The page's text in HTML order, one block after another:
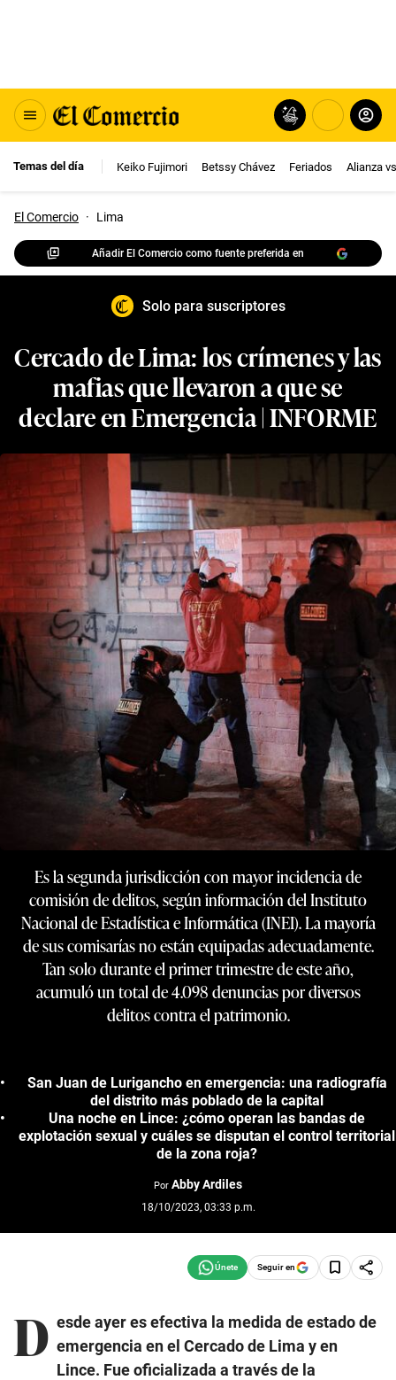
Temas del día Keiko Fujimori Betssy Chávez Feriados Alianza
El Comercio · Lima
Añadir El Comercio como fuente preferida en
Solo para suscriptores
Cercado de Lima: los crímenes y las
mafias que llevaron a que se
declare en Emergencia | INFORME
Es la segunda jurisdicción con mayor incidencia de
comisión de delitos, según información del Instituto
Nacional de Estadística e Informática (INEI). La mayoría
de sus comisarías no están equipadas adecuadamente.
Tan solo durante el primer trimestre de este año,
acumuló un total de 4.098 denuncias por diversos
delitos contra el patrimonio.
San Juan de Lurigancho en emergencia: una radiografía
del distrito más poblado de la capital
Una noche en Lince: ¿cómo operan las bandas de
explotación sexual y cuáles se disputan el control territorial
de la zona roja?
Por Abby Ardiles
18/10/2023, 03:33 p.m.
Seguir en
D esde ayer es efectiva la medida de estado de
emergencia en el Cercado de Lima y en
Lince. Fue oficializada a través de la